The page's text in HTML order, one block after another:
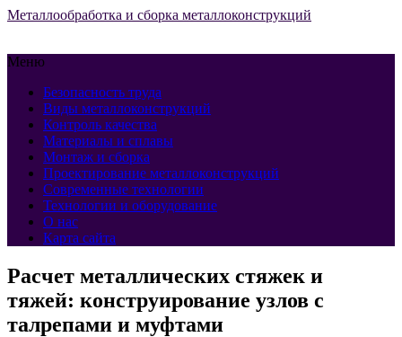
Металлообработка и сборка металлоконструкций
Меню
Безопасность труда
Виды металлоконструкций
Контроль качества
Материалы и сплавы
Монтаж и сборка
Проектирование металлоконструкций
Современные технологии
Технологии и оборудование
О нас
Карта сайта
Расчет металлических стяжек и
тяжей: конструирование узлов с
талрепами и муфтами